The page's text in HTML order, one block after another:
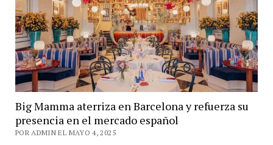
Big Mamma aterriza en Barcelona y refuerza su
presencia en el mercado español
POR ADMIN EL MAYO 4, 2025